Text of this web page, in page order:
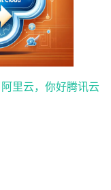
里云，你好腾讯云